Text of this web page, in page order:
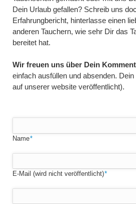
Dein Urlaub gefallen? Schreib uns
Erfahrungbericht, hinterlasse einen
anderen Tauchern, wie sehr Dir das
bereitet hat.
Wir freuen uns über Dein
einfach ausfüllen und absenden.
auf unserer website veröffentlicht).
Pflichtfeld
Name*
Pflichtfeld
E-Mail (wird nicht veröffentlicht)*